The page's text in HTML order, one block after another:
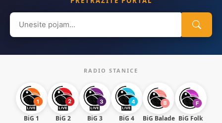
Search
for:
RADIO STANICE
BiG 1 BiG 2 BiG 3 BiG 4 BiG Balade BiG Folk